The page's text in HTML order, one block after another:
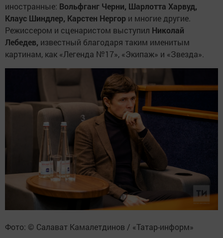
иностранные: Вольфганг Черни, Шарлотта Харвуд,
Клаус Шиндлер, Карстен Нергор и многие другие.
Режиссером и сценаристом выступил Николай
Лебедев, известный благодаря таким именитым
картинам, как «Легенда №17», «Экипаж» и «Звезда».
Фото: © Салават Камалетдинов / «Татар-информ»